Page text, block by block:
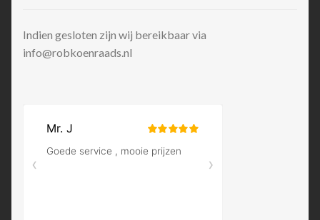
Indien gesloten zijn wij bereikbaar via
info@robkoenraads.nl